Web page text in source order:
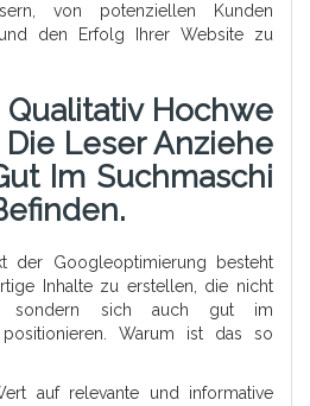
von potenziellen Kunden
den Erfolg Ihrer Website zu
Qualitativ Hochwe
Die Leser Anziehe
Im Suchmaschi
der Googleoptimierung besteht
Inhalte zu erstellen, die nicht
sondern sich auch gut im
positionieren. Warum ist das so
auf relevante und informative